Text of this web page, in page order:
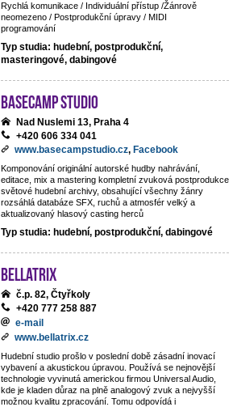
Rychlá komunikace / Individuální přístup /Žánrově
neomezeno / Postprodukční úpravy / MIDI
programování
Typ studia: hudební, postprodukční,
masteringové, dabingové
BaseCamp studio
Nad Nuslemi 13, Praha 4
+420 606 334 041
www.basecampstudio.cz, Facebook
Komponování originální autorské hudby nahrávání,
editace, mix a mastering kompletní zvuková postprodukce
světové hudební archivy, obsahující všechny žánry
rozsáhlá databáze SFX, ruchů a atmosfér velký a
aktualizovaný hlasový casting herců
Typ studia: hudební, postprodukční, dabingové
BELLATRIX
č.p. 82, Čtyřkoly
+420 777 258 887
e-mail
www.bellatrix.cz
Hudební studio prošlo v poslední době zásadní inovací
vybavení a akustickou úpravou. Používá se nejnovější
technologie vyvinutá americkou firmou Universal Audio,
kde je kladen důraz na plně analogový zvuk a nejvyšší
možnou kvalitu zpracování. Tomu odpovídá i